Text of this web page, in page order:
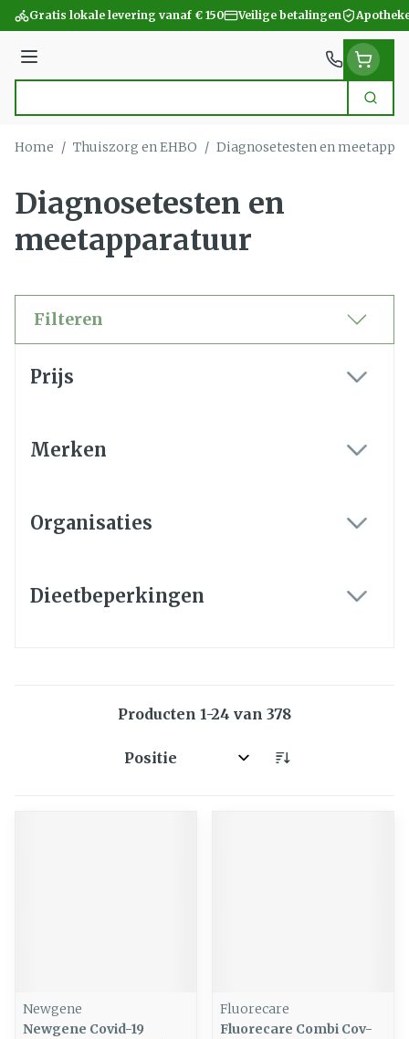
Ga naar de inhoud
Gratis lokale levering vanaf € 150 Veilige betalingen
Menu
Zoek
Home / Thuiszorg en EHBO / Diagnosetesten en
Diagnosetesten en
meetapparatuur
Filteren
Prijs
Merken
Organisaties
Dieetbeperkingen
Producten 1-24 van 378
Sorteer op:
Newgene
Newgene Covid-19
Fluorecare
Fluorecare Combi Cov-